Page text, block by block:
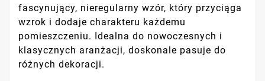
fascynujący, nieregularny wzór, który przyciąga
wzrok i dodaje charakteru każdemu
pomieszczeniu. Idealna do nowoczesnych i
klasycznych aranżacji, doskonale pasuje do
różnych dekoracji.